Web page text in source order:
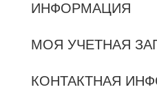
ИНФОРМАЦИЯ
МОЯ УЧЕТНАЯ
КОНТАКТНАЯ